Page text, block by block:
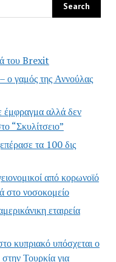
του Brexit
ο γαμός της Αννούλας
έμφραγμα αλλά δεν
“Σκυλίτσειο”
τα 100 δις
από κορωνοϊό
στο νοσοκομείο
εταιρεία
κυπριακό υπόσχεται ο
Τουρκία για